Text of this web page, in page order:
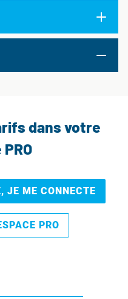
dans votre
JE ME CONNECTE
PRO